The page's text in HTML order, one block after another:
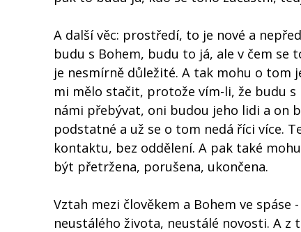
A další věc: prostředí, to je nové a
budu s Bohem, budu to já, ale v čem
je nesmírně důležité. A tak mohu o tom
mi mělo stačit, protože vím-li, že budu s
námi přebývat, oni budou jeho lidi a on
podstatné a už se o tom nedá říci více.
kontaktu, bez oddělení. A pak také
být přetržena, porušena, ukončena.
Vztah mezi člověkem a Bohem ve
neustálého života, neustálé novosti. A z